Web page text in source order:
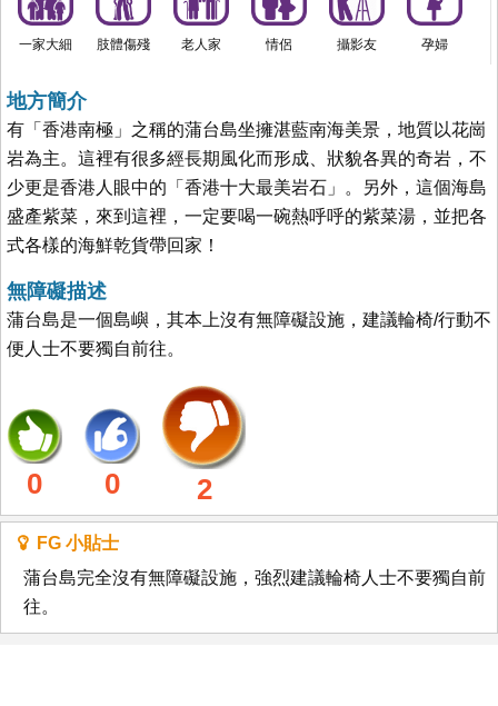
一家大細 肢體傷殘 老人家 情侶 攝影友 孕婦
地方簡介
有「香港南極」之稱的蒲台島坐擁湛藍南海美景，地質以花崗
岩為主。這裡有很多經長期風化而形成、狀貌各異的奇岩，不
少更是香港人眼中的「香港十大最美岩石」。另外，這個海島
盛產紫菜，來到這裡，一定要喝一碗熱呼呼的紫菜湯，並把各
式各樣的海鮮乾貨帶回家！
無障礙描述
蒲台島是一個島嶼，其本上沒有無障礙設施，建議輪椅/行動不
便人士不要獨自前往。
0 0 2
FG 小貼士
蒲台島完全沒有無障礙設施，強烈建議輪椅人士不要獨自前
往。